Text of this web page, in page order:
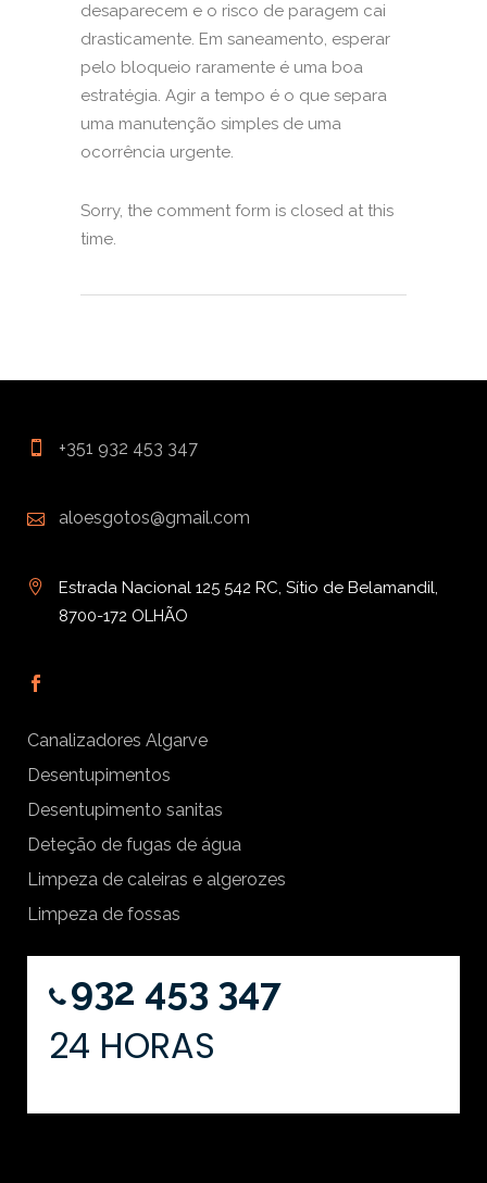
desaparecem e o risco de paragem cai
drasticamente. Em saneamento, esperar
pelo bloqueio raramente é uma boa
estratégia. Agir a tempo é o que separa
uma manutenção simples de uma
ocorrência urgente.
Sorry, the comment form is closed at this
time.
+351 932 453 347
aloesgotos@gmail.com
Estrada Nacional 125 542 RC, Sítio de Belamandil,
8700-172 OLHÃO
Canalizadores Algarve
Desentupimentos
Desentupimento sanitas
Deteção de fugas de água
Limpeza de caleiras e algerozes
Limpeza de fossas
932 453 347
24 HORAS